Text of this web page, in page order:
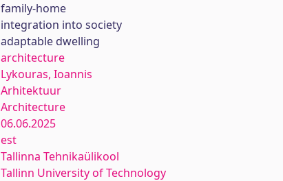
family-home
integration into society
adaptable dwelling
architecture
Lykouras, Ioannis
Arhitektuur
Architecture
06.06.2025
est
Tallinna Tehnikaülikool
Tallinn University of Technology